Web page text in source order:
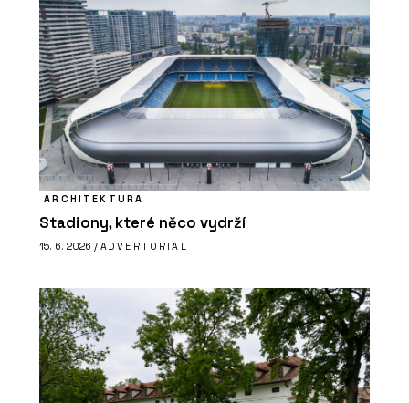
ARCHITEKTURA
Stadiony, které něco vydrží
15. 6. 2026 / ADVERTORIAL